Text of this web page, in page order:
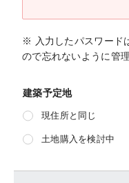
※ 入力したパスワード
ので忘れないように管
建築予定地
現住所と同じ
土地購入を検討中